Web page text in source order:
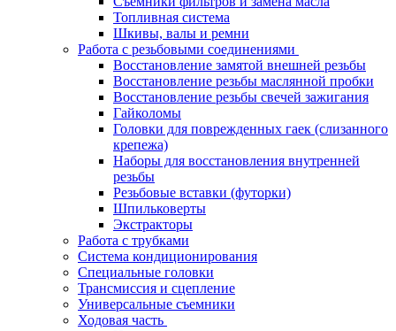
Топливная система
Шкивы, валы и ремни
Работа с резьбовыми соединениями
Восстановление замятой внешней резьбы
Восстановление резьбы маслянной пробки
Восстановление резьбы свечей зажигания
Гайколомы
Головки для поврежденных гаек (слизанного
крепежа)
Наборы для восстановления внутренней
резьбы
Резьбовые вставки (футорки)
Шпильковерты
Экстракторы
Работа с трубками
Система кондиционирования
Специальные головки
Трансмиссия и сцепление
Универсальные съемники
Ходовая часть